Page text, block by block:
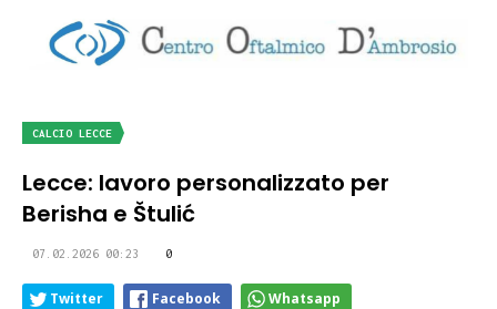
CALCIO LECCE
Lecce: lavoro personalizzato per
Berisha e Štulić
07.02.2026 00:23 0
Twitter Facebook Whatsapp